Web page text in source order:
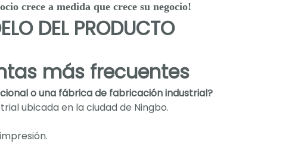
crece a medida que crece su negocio!
DEL PRODUCTO
más frecuentes
o una fábrica de fabricación industrial?
ubicada en la ciudad de Ningbo.